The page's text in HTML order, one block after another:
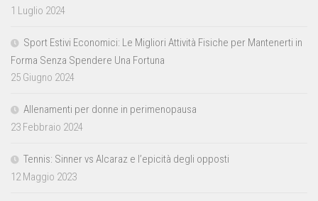
1 Luglio 2024
Sport Estivi Economici: Le Migliori Attività Fisiche per Mantenerti in
Forma Senza Spendere Una Fortuna
25 Giugno 2024
Allenamenti per donne in perimenopausa
23 Febbraio 2024
Tennis: Sinner vs Alcaraz e l’epicità degli opposti
12 Maggio 2023